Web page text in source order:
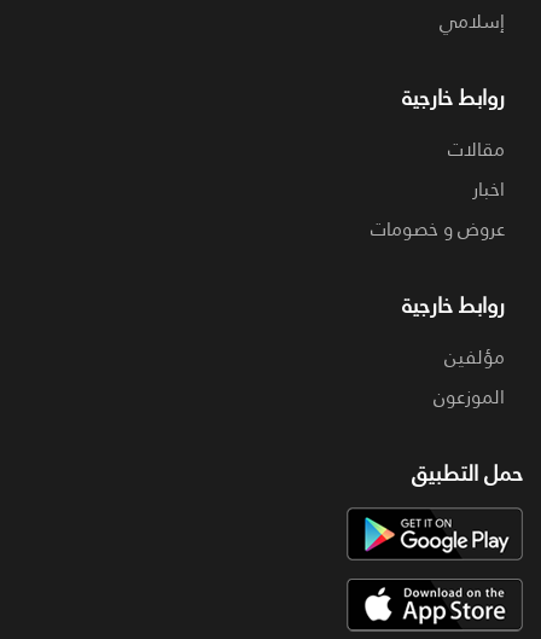
إسلامي
روابط خارجية
مقالات
اخبار
عروض و خصومات
روابط خارجية
مؤلفين
الموزعون
حمل التطبيق